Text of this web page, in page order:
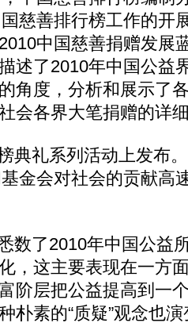
慈善排行榜工作的开
中国慈善捐赠发展
述了2010年中国公益
角度，分析和展示了
会各界大笔捐赠的详
礼系列活动上发布。
金会对社会的贡献高
了2010年中国公益
，这主要表现在一方
阶层把公益提高到一
朴素的“质疑”观念也